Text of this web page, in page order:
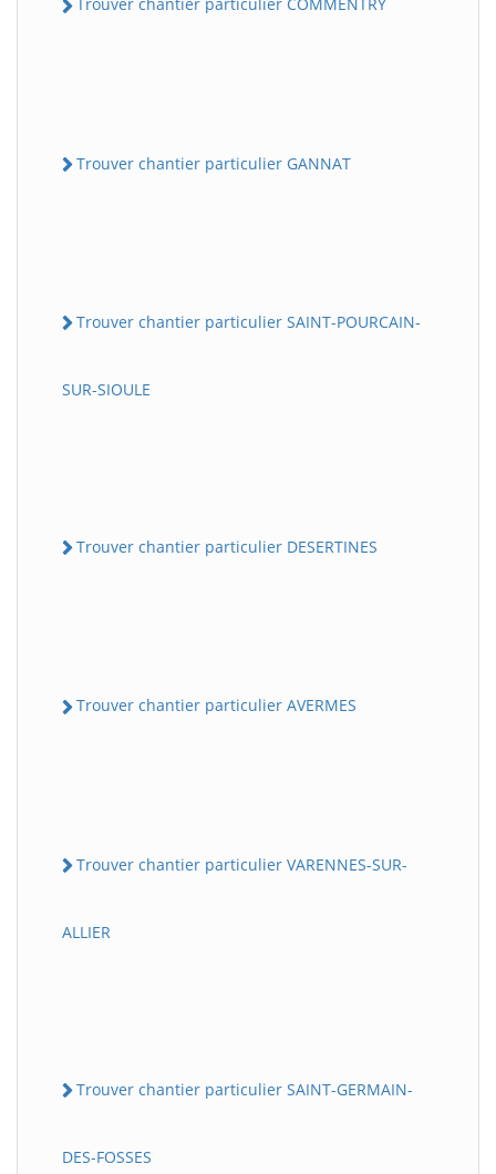
Trouver chantier particulier GANNAT
Trouver chantier particulier SAINT-POURCAIN-
SUR-SIOULE
Trouver chantier particulier DESERTINES
Trouver chantier particulier AVERMES
Trouver chantier particulier VARENNES-SUR-
ALLIER
Trouver chantier particulier SAINT-GERMAIN-
DES-FOSSES